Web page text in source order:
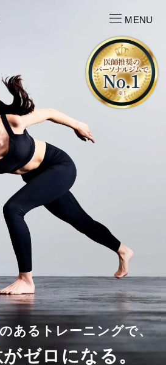
あるトレーニングで、
ゼロになる。
CONTACT
お問い合わせ
RECRUIT
求人情報
LOCATION
店舗一覧
CAST
キャスト紹介
料金
TRAINING
METHOD
メソッド
MENU